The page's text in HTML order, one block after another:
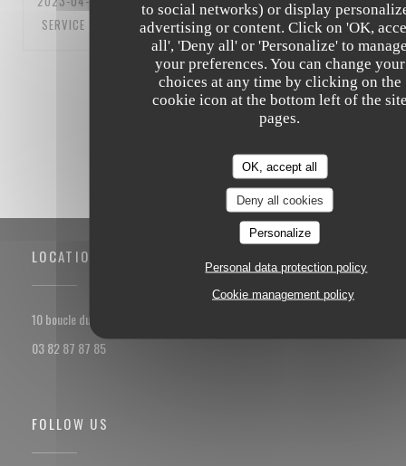
to social networks) or display
advertising or content. Click on 'OK,
all', 'Deny all' or 'Personalize' to
your preferences. You can change your
choices at any time by clicking on the
cookie icon at the bottom left of the
pages.
OK, accept all
Deny all cookies
Personalize
Personal data protection policy
Cookie management policy
SERVICE
AMBIANCE: 5/5 FOOD: 5/5 VALUE: 5/5
1 2 3
LOCATION
10 boucle du val Marie 57100 Thionville
03 82 87 87 85
FOLLOW US